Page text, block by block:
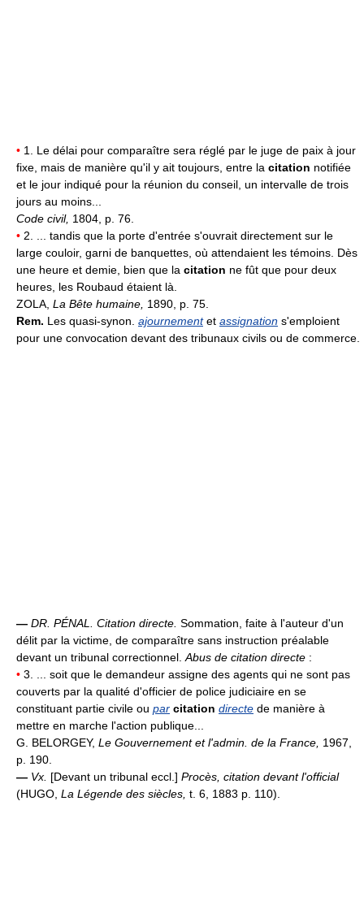
• 1. Le délai pour comparaître sera réglé par le juge de paix à jour
fixe, mais de manière qu'il y ait toujours, entre la citation notifiée
et le jour indiqué pour la réunion du conseil, un intervalle de trois
jours au moins...
Code civil, 1804, p. 76.
• 2. ... tandis que la porte d'entrée s'ouvrait directement sur le
large couloir, garni de banquettes, où attendaient les témoins. Dès
une heure et demie, bien que la citation ne fût que pour deux
heures, les Roubaud étaient là.
ZOLA, La Bête humaine, 1890, p. 75.
Rem. Les quasi-synon. ajournementet assignation s'emploient
pour une convocation devant des tribunaux civils ou de commerce.
— DR. PÉNAL. Citation directe. Sommation, faite à l'auteur d'un
délit par la victime, de comparaître sans instruction préalable
devant un tribunal correctionnel. Abus de citation directe :
• 3. ... soit que le demandeur assigne des agents qui ne sont pas
couverts par la qualité d'officier de police judiciaire en se
constituant partie civile ou par citation directe de manière à
mettre en marche l'action publique...
G. BELORGEY, Le Gouvernement et l'admin. de la France, 1967,
p. 190.
— Vx. [Devant un tribunal eccl.] Procès, citation devant l'official
(HUGO, La Légende des siècles, t. 6, 1883 p. 110).